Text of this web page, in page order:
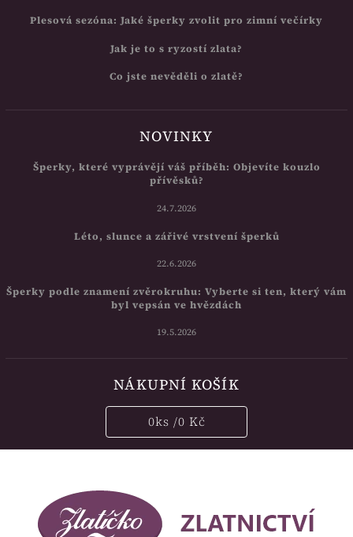
Plesová sezóna: Jaké šperky zvolit pro zimní večírky
Jak je to s ryzostí zlata?
Co jste nevěděli o zlatě?
NOVINKY
Šperky, které vyprávějí váš příběh: Objevíte kouzlo
přívěsků?
24.7.2026
Léto, slunce a zářivé vrstvení šperků
22.6.2026
Šperky podle znamení zvěrokruhu: Vyberte si ten, který vám
byl vepsán ve hvězdách
19.5.2026
NÁKUPNÍ KOŠÍK
0ks /0 Kč